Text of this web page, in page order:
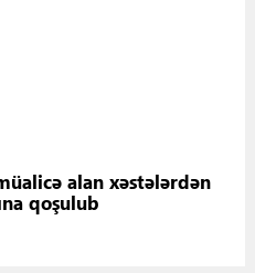
alan xəstələrdən
qoşulub